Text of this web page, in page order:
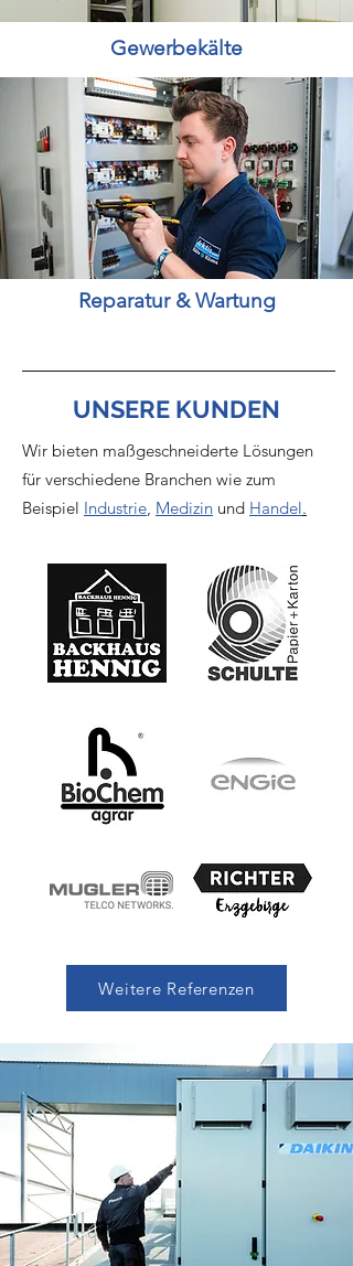
Gewerbekälte
Reparatur & Wartung
UNSERE KUNDEN
Wir bieten maßgeschneiderte Lösungen
für verschiedene Branchen wie zum
Beispiel Industrie, Medizin und Handel.
Weitere Referenzen